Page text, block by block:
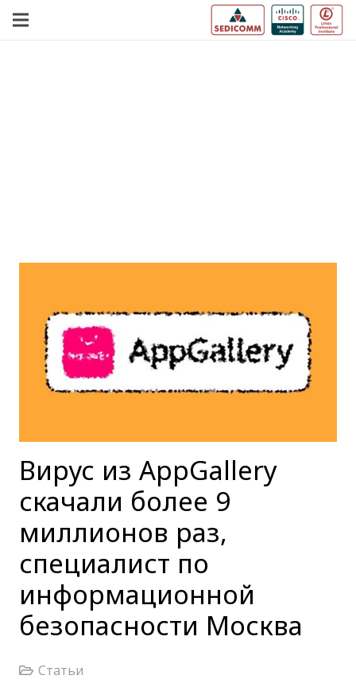
Вирус из AppGallery
скачали более 9
миллионов раз,
специалист по
информационной
безопасности Москва
Статьи